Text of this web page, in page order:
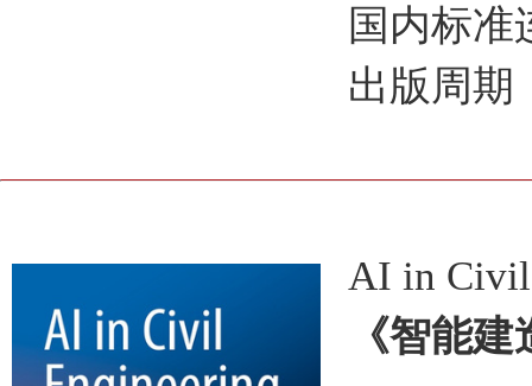
国内标准
出版周期
AI in Civil
《智能